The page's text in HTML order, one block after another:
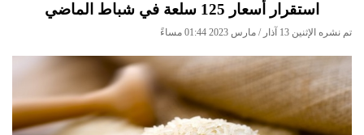
استقرار أسعار 125 سلعة في شباط الماضي
تم نشره الإثنين 13 آذار / مارس 2023 01:44 مساءً